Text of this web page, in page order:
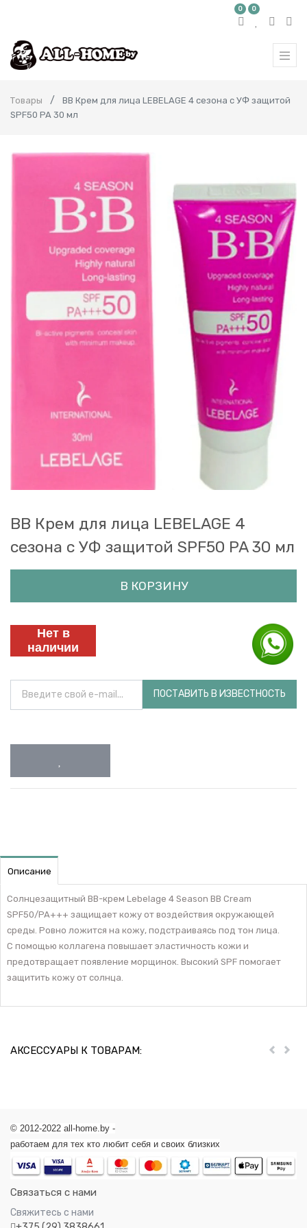
0 0
Товары
BB Крем для лица LEBELAGE 4 сезона с УФ защитой
SPF50 PA 30 мл
BB Крем для лица LEBELAGE 4
сезона с УФ защитой SPF50 PA 30 мл
В КОРЗИНУ
Нет в
наличии
ПОСТАВИТЬ В ИЗВЕСТНОСТЬ
Описание
Солнцезащитный ВВ-крем Lebelage 4 Season BB Cream
SPF50/PA+++ защищает кожу от воздействия окружающей
среды. Ровно ложится на кожу, подстраиваясь под тон лица.
С помощью коллагена повышает эластичность кожи и
предотвращает появление морщинок. Высокий SPF помогает
защитить кожу от солнца.
АКСЕССУАРЫ К ТОВАРАМ: Пред
© 2012-2022 all-home.by -
работаем для тех кто любит себя и своих близких
Связаться с нами
Свяжитесь с нами